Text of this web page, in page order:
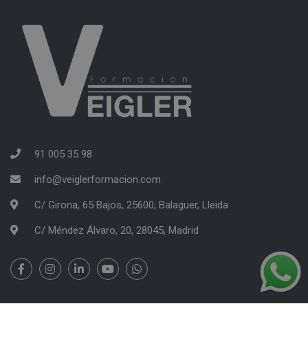
91 005 35 98
info@veiglerformacion.com
C/ Girona, 65 Bajos, 25600, Balaguer, Lleida
C/ Méndez Álvaro, 20, 28045, Madrid